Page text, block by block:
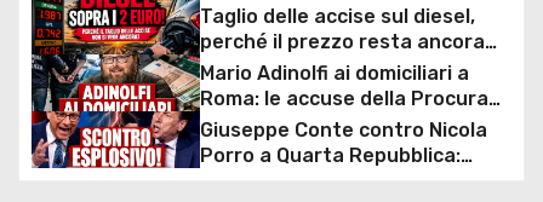
a
z
i
o
Taglio delle accise sul diesel,
perché il prezzo resta ancora
sopra i 2 euro nonostante lo
sconto deciso dal Governo
Mario Adinolfi ai domiciliari a
Roma: le accuse della Procura
sulla presunta truffa milionaria
e l’inchiesta sulla “scommessa
collettiva”
Giuseppe Conte contro Nicola
Porro a Quarta Repubblica: